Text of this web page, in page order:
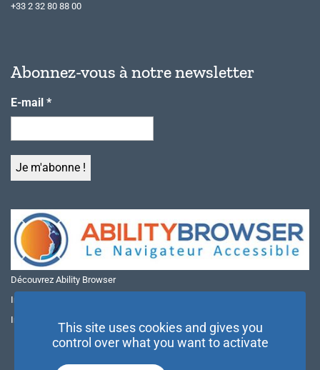
+33 2 32 80 88 00
Abonnez-vous à notre newsletter
E-mail *
Découvrez Ability Browser
Installer Ability Browser sur Windows
Installer Ability Browser sur Mac
This site uses cookies and gives you
control over what you want to activate